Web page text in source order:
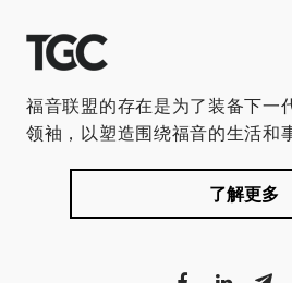
福音联盟的存在是为了装备下一
领袖，以塑造围绕福音的生活和
了解更多